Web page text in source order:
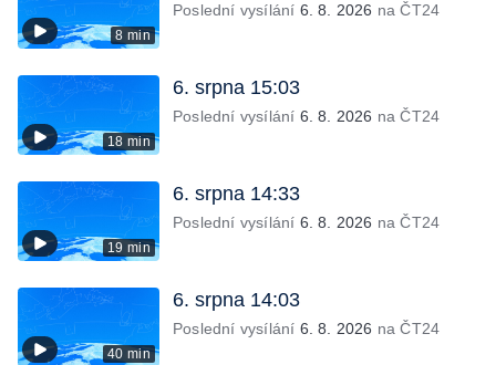
8 min
Poslední vysílání 6. 8. 2026 na ČT24
18 min
6. srpna 15:03
Poslední vysílání 6. 8. 2026 na ČT24
19 min
6. srpna 14:33
Poslední vysílání 6. 8. 2026 na ČT24
40 min
6. srpna 14:03
Poslední vysílání 6. 8. 2026 na ČT24